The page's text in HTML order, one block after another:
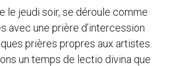
le jeudi soir, se déroule comme
avec une prière d’intercession
prières propres aux artistes.
un temps de lectio divina que